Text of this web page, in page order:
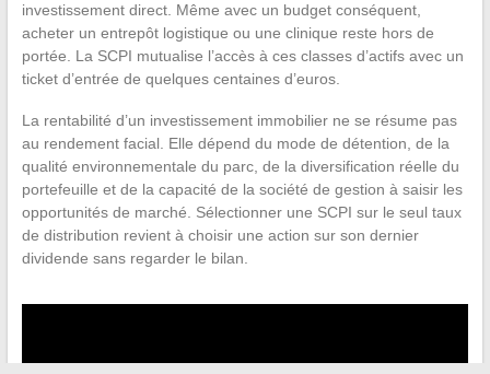
investissement direct. Même avec un budget conséquent,
acheter un entrepôt logistique ou une clinique reste hors de
portée. La SCPI mutualise l’accès à ces classes d’actifs avec un
ticket d’entrée de quelques centaines d’euros.
La rentabilité d’un investissement immobilier ne se résume pas
au rendement facial. Elle dépend du mode de détention, de la
qualité environnementale du parc, de la diversification réelle du
portefeuille et de la capacité de la société de gestion à saisir les
opportunités de marché. Sélectionner une SCPI sur le seul taux
de distribution revient à choisir une action sur son dernier
dividende sans regarder le bilan.